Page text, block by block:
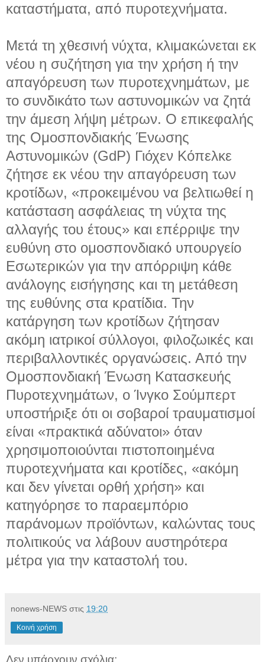
καταστήματα, από πυροτεχνήματα.
Μετά τη χθεσινή νύχτα, κλιμακώνεται εκ
νέου η συζήτηση για την χρήση ή την
απαγόρευση των πυροτεχνημάτων, με
το συνδικάτο των αστυνομικών να ζητά
την άμεση λήψη μέτρων. Ο επικεφαλής
της Ομοσπονδιακής Ένωσης
Αστυνομικών (GdP) Γιόχεν Κόπελκε
ζήτησε εκ νέου την απαγόρευση των
κροτίδων, «προκειμένου να βελτιωθεί η
κατάσταση ασφάλειας τη νύχτα της
αλλαγής του έτους» και επέρριψε την
ευθύνη στο ομοσπονδιακό υπουργείο
Εσωτερικών για την απόρριψη κάθε
ανάλογης εισήγησης και τη μετάθεση
της ευθύνης στα κρατίδια. Την
κατάργηση των κροτίδων ζήτησαν
ακόμη ιατρικοί σύλλογοι, φιλοζωικές και
περιβαλλοντικές οργανώσεις. Από την
Ομοσπονδιακή Ένωση Κατασκευής
Πυροτεχνημάτων, ο Ίνγκο Σούμπερτ
υποστήριξε ότι οι σοβαροί τραυματισμοί
είναι «πρακτικά αδύνατοι» όταν
χρησιμοποιούνται πιστοποιημένα
πυροτεχνήματα και κροτίδες, «ακόμη
και δεν γίνεται ορθή χρήση» και
κατηγόρησε το παραεμπόριο
παράνομων προϊόντων, καλώντας τους
πολιτικούς να λάβουν αυστηρότερα
μέτρα για την καταστολή του.
nonews-NEWS στις 19:20
Κοινή χρήση